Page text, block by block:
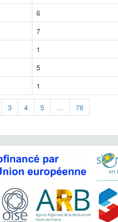
6
7
1
5
1
3 4 5 …
76